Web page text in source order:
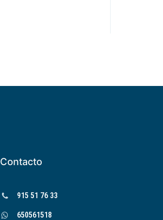
Contacto
915 51 76 33
650561518